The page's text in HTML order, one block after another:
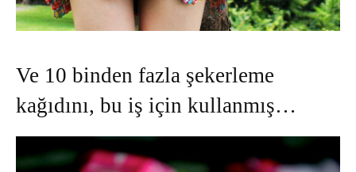
Ve 10 binden fazla şekerleme
kağıdını, bu iş için kullanmış…